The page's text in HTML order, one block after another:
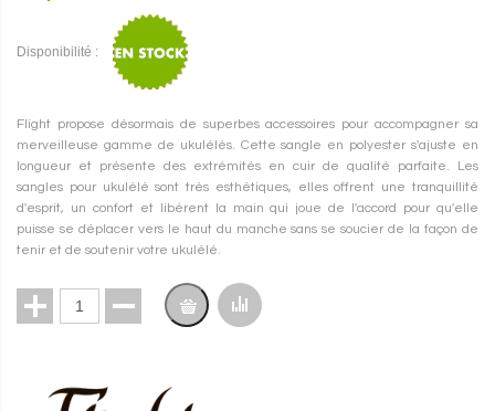
Disponibilité :
Flight propose désormais de superbes accessoires pour accompagner sa
merveilleuse gamme de ukulélés. Cette sangle en polyester s'ajuste en
longueur et présente des extrémités en cuir de qualité parfaite. Les
sangles pour ukulélé sont très esthétiques, elles offrent une tranquillité
d'esprit, un confort et libèrent la main qui joue de l'accord pour qu'elle
puisse se déplacer vers le haut du manche sans se soucier de la façon de
tenir et de soutenir votre ukulélé.